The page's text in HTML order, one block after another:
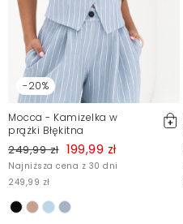
-20%
Mocca - Kamizelka w
prążki Błękitna
249,99 zł 199,99 zł
Najniższa cena z 30 dni
249,99 zł